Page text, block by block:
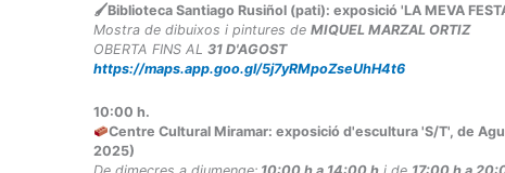
🖌Biblioteca Santiago Rusiñol (pati): exposició 'LA MEVA
Mostra de dibuixos i pintures de MIQUEL MARZAL ORTIZ
OBERTA FINS AL 31 D'AGOST
https://maps.app.goo.gl/5j7yRMpoZseUhH4t6
10:00 h.
Centre Cultural Miramar: exposició d'escultura 'S/T', de
2025)